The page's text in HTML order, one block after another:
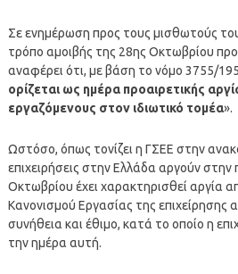
Σε ενημέρωση προς τους μισθωτούς
τρόπο αμοιβής της 28ης Οκτωβρίου
αναφέρει ότι, με βάση το νόμο 3755/
ορίζεται ως ημέρα προαιρετικής
εργαζόμενους στον ιδιωτικό τομέα».
Ωστόσο, όπως τονίζει η ΓΣΕΕ στην
επιχειρήσεις στην Ελλάδα αργούν
Οκτωβρίου έχει χαρακτηρισθεί αργία
Κανονισμού Εργασίας της επιχείρησης
συνήθεια και έθιμο, κατά το οποίο η
την ημέρα αυτή.